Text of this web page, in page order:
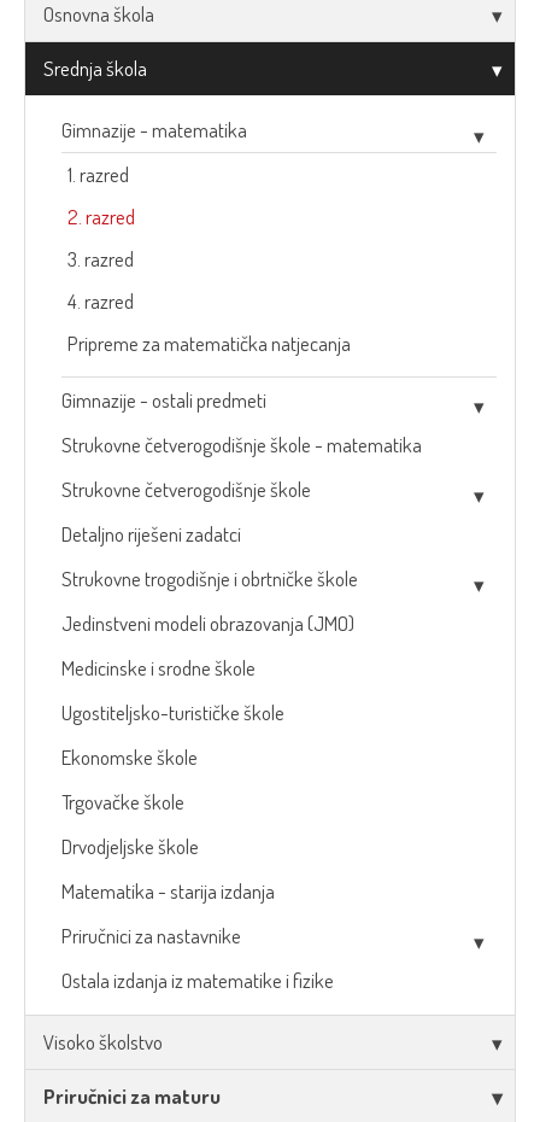
Osnovna škola
Srednja škola
Gimnazije - matematika
1. razred
2. razred
3. razred
4. razred
Pripreme za matematička natjecanja
Gimnazije - ostali predmeti
Strukovne četverogodišnje škole - matematika
Strukovne četverogodišnje škole
Detaljno riješeni zadatci
Strukovne trogodišnje i obrtničke škole
Jedinstveni modeli obrazovanja (JMO)
Medicinske i srodne škole
Ugostiteljsko-turističke škole
Ekonomske škole
Trgovačke škole
Drvodjeljske škole
Matematika - starija izdanja
Priručnici za nastavnike
Ostala izdanja iz matematike i fizike
Visoko školstvo
Priručnici za maturu